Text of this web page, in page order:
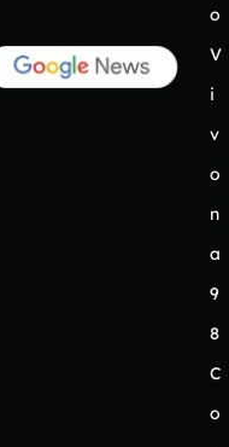
o
V
i
v
o
n
a
9
8
C
o